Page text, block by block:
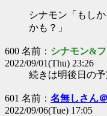
シナモン「もし
かも？」
600 名前： シナモン&
2022/09/01(Thu) 23:26
続きは明後日の予
601 名前： 名無しさん
2022/09/06(Tue) 17:05